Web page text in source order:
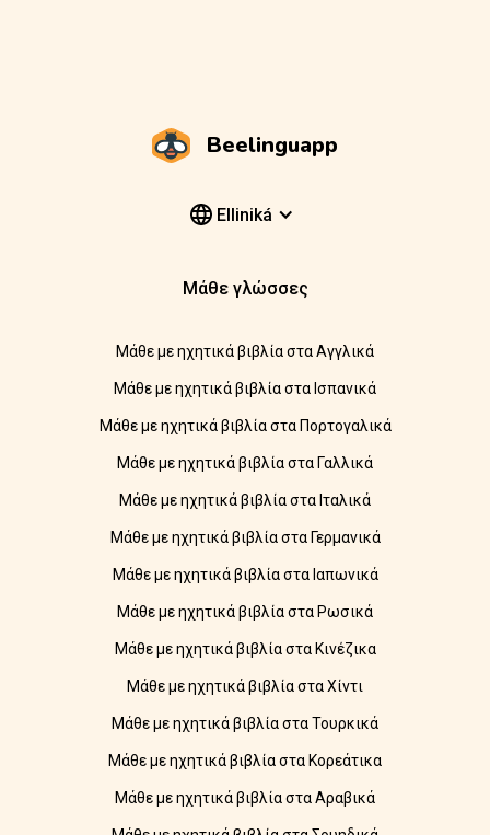
Beelinguapp
Elliniká
Μάθε γλώσσες
Μάθε με ηχητικά βιβλία στα Αγγλικά
Μάθε με ηχητικά βιβλία στα Ισπανικά
Μάθε με ηχητικά βιβλία στα Πορτογαλικά
Μάθε με ηχητικά βιβλία στα Γαλλικά
Μάθε με ηχητικά βιβλία στα Ιταλικά
Μάθε με ηχητικά βιβλία στα Γερμανικά
Μάθε με ηχητικά βιβλία στα Ιαπωνικά
Μάθε με ηχητικά βιβλία στα Ρωσικά
Μάθε με ηχητικά βιβλία στα Κινέζικα
Μάθε με ηχητικά βιβλία στα Χίντι
Μάθε με ηχητικά βιβλία στα Τουρκικά
Μάθε με ηχητικά βιβλία στα Κορεάτικα
Μάθε με ηχητικά βιβλία στα Αραβικά